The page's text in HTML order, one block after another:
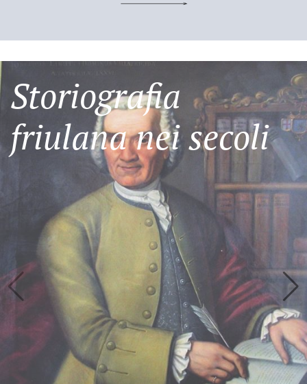
Friulani
Storiografia
friulana nei secoli